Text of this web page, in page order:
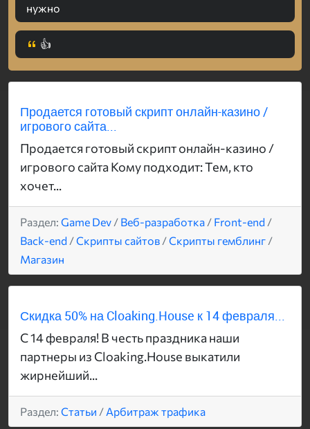
нужно
👍
Продается готовый скрипт онлайн-казино /
игрового сайта...
Продается готовый скрипт онлайн-казино /
игрового сайта Кому подходит: Тем, кто
хочет...
Раздел: Game Dev / Веб-разработка / Front-end /
Back-end /Скрипты сайтов /Скрипты гемблинг /
Магазин
Скидка 50% на Cloaking.House к 14 февраля...
С 14 февраля! В честь праздника наши
партнеры из Cloaking.House выкатили
жирнейший...
Раздел: Статьи / Арбитраж трафика